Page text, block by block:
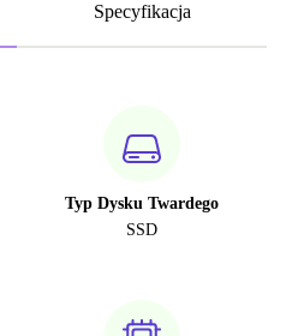
Specyfikacja
Typ Dysku Twardego
SSD